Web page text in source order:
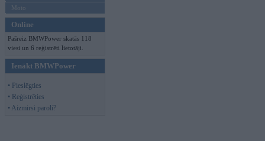
Moto
Online
Pašreiz BMWPower skatās 118
viesi un 6 reģistrēti lietotāji.
Ienākt BMWPower
• Pieslēgties
• Reģistrēties
• Aizmirsi paroli?